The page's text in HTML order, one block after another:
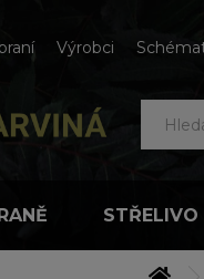
Výrobci
STŘELIVO